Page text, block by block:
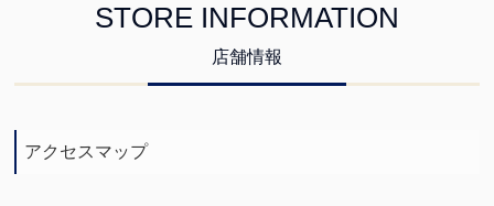
STORE INFORMATION
店舗情報
アクセスマップ